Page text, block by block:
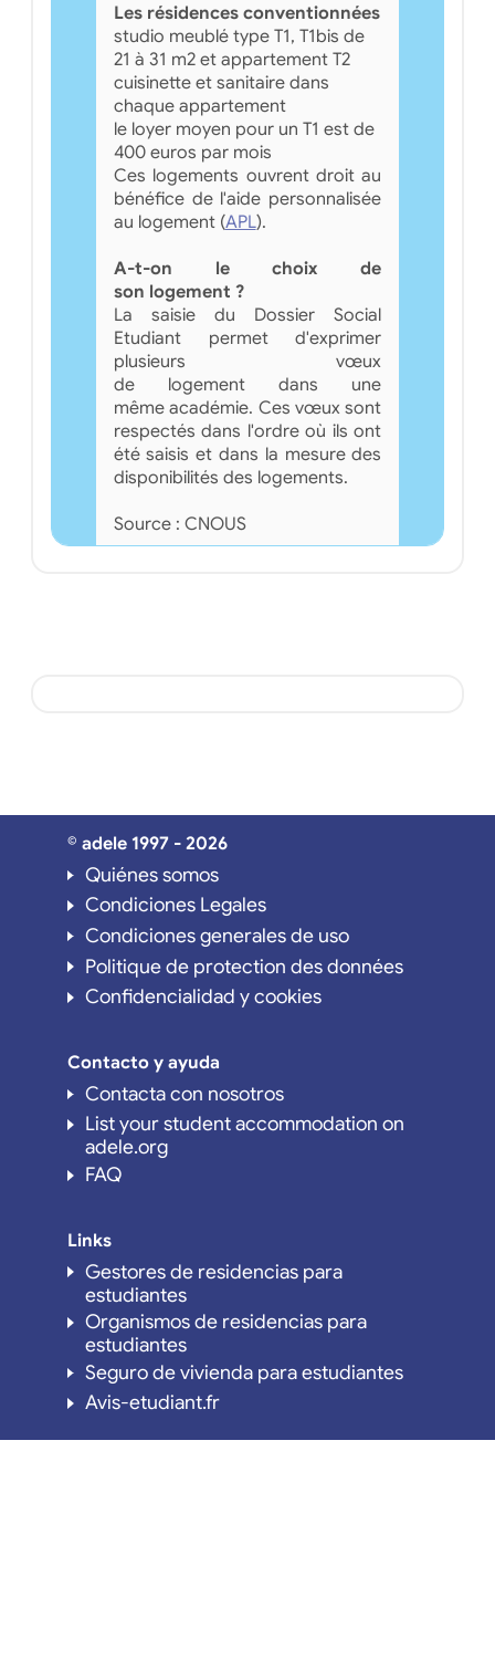
Les résidences conventionnées
studio meublé type T1, T1bis de
21 à 31 m2 et appartement T2
cuisinette et sanitaire dans
chaque appartement
le loyer moyen pour un T1 est de
400 euros par mois
Ces logements ouvrent droit au
bénéfice de l'aide personnalisée
au logement (APL).
A-t-on le choix de
son logement ?
La saisie du Dossier Social
Etudiant permet d'exprimer
plusieurs vœux
de logement dans une
même académie. Ces vœux sont
respectés dans l'ordre où ils ont
été saisis et dans la mesure des
disponibilités des logements.
Source : CNOUS
© adele 1997 - 2026
Quiénes somos
Condiciones Legales
Condiciones generales de uso
Politique de protection des données
Confidencialidad y cookies
Contacto y ayuda
Contacta con nosotros
List your student accommodation on
adele.org
FAQ
Links
Gestores de residencias para
estudiantes
Organismos de residencias para
estudiantes
Seguro de vivienda para estudiantes
Avis-etudiant.fr